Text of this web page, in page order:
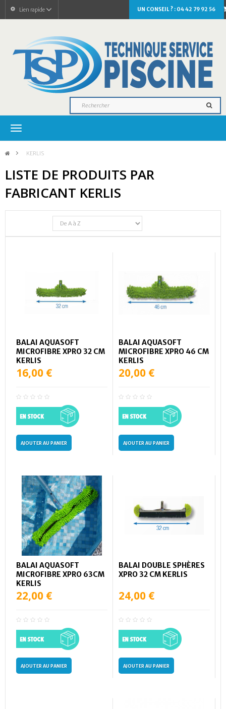
UN CONSEIL ? : 04 42 79 92 56
Lien rapide
Navigation
> KERLIS
LISTE DE PRODUITS PAR
FABRICANT KERLIS
BALAI AQUASOFT
MICROFIBRE XPRO 32 CM
KERLIS
16,00 €
AJOUTER AU PANIER
BALAI AQUASOFT
MICROFIBRE XPRO 46 CM
KERLIS
20,00 €
AJOUTER AU PANIER
BALAI AQUASOFT
MICROFIBRE XPRO 63CM
KERLIS
22,00 €
AJOUTER AU PANIER
BALAI DOUBLE SPHÈRES
XPRO 32 CM KERLIS
24,00 €
AJOUTER AU PANIER